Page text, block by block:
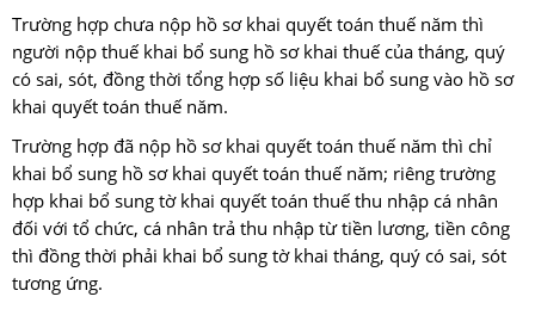
Trường hợp chưa nộp hồ sơ khai quyết toán thuế năm thì
người nộp thuế khai bổ sung hồ sơ khai thuế của tháng, quý
có sai, sót, đồng thời tổng hợp số liệu khai bổ sung vào hồ sơ
khai quyết toán thuế năm.
Trường hợp đã nộp hồ sơ khai quyết toán thuế năm thì chỉ
khai bổ sung hồ sơ khai quyết toán thuế năm; riêng trường
hợp khai bổ sung tờ khai quyết toán thuế thu nhập cá nhân
đối với tổ chức, cá nhân trả thu nhập từ tiền lương, tiền công
thì đồng thời phải khai bổ sung tờ khai tháng, quý có sai, sót
tương ứng.